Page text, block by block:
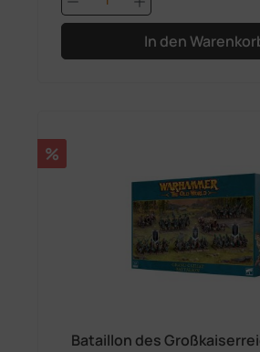
In den
Rabatt
%
Bataillon des